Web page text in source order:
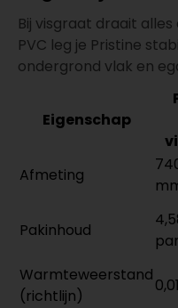
Bij visgraat draait
PVC leg je Pristine
ondergrond vlak en
Eigenschap
Afmeting
Pakinhoud
Warmteweerstand
(richtlijn)